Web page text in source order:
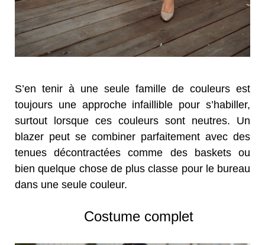
S’en tenir à une seule famille de couleurs est
toujours une approche infaillible pour s’habiller,
surtout lorsque ces couleurs sont neutres. Un
blazer peut se combiner parfaitement avec des
tenues décontractées comme des baskets ou
bien quelque chose de plus classe pour le bureau
dans une seule couleur.
Costume complet